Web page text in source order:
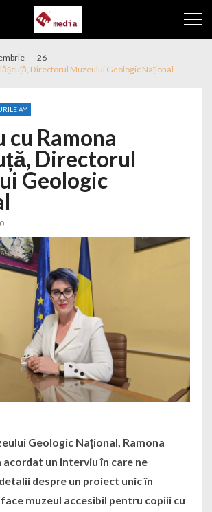
26
Directorul Muzeului Geologic Național
AY
Ramona
Directorul
Geologic
0
Geologic Național, Ramona
acordat un interviu în care ne
despre un proiect unic în
muzeul accesibil pentru copiii cu